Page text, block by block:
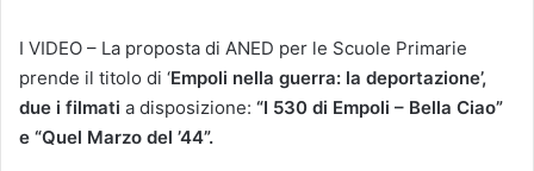
I VIDEO – La proposta di ANED per le Scuole Primarie
prende il titolo di ‘Empoli nella guerra: la deportazione’,
due i filmati a disposizione: “I 530 di Empoli – Bella Ciao”
e “Quel Marzo del ’44”.